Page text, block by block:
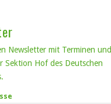
Newsletter mit Terminen und
Sektion Hof des Deutschen